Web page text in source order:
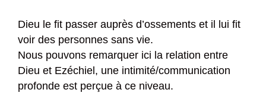
Dieu le fit passer auprès d’ossements et il lui fit
voir des personnes sans vie.
Nous pouvons remarquer ici la relation entre
Dieu et Ezéchiel, une intimité/communication
profonde est perçue à ce niveau.